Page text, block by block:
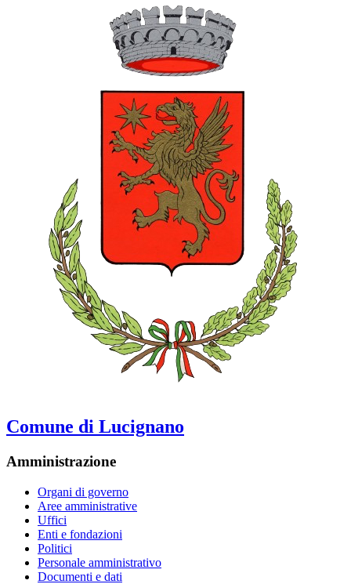
Comune di Lucignano
Amministrazione
Organi di governo
Aree amministrative
Uffici
Enti e fondazioni
Politici
Personale amministrativo
Documenti e dati